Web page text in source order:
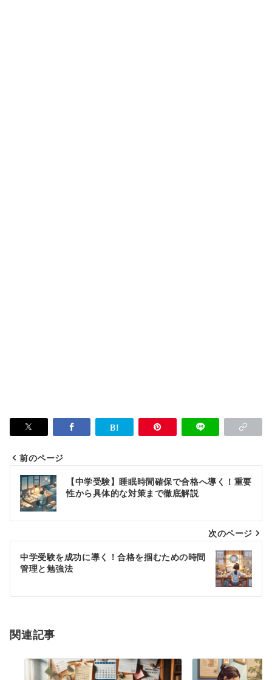
投
稿
ナ
ビ
ゲ
シ
ン
前のページ
【中学受験】睡眠時間確保で合格へ導く！重要
性から具体的な対策まで徹底解説
次のページ
中学受験を成功に導く！合格を掴むための時間
管理と勉強法
関連記事